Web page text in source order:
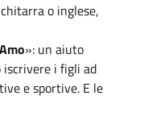
o inglese,
»: un aiuto
i figli ad
e sportive. E le